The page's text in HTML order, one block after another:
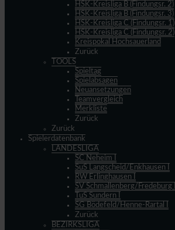
HSK-Kreisliga B (Findungsr. 2)
HSK-Kreisliga B (Findungsr. 3)
HSK-Kreisliga C (Findungsr. 1)
HSK-Kreisliga C (Findungsr. 2)
Kreispokal Hochsauerland
Zurück
TOOLS
Spieltag
Spielabsagen
Neuansetzungen
Teamvergleich
Merkliste
Zurück
Zurück
Spielerdatenbank
LANDESLIGA
SC Neheim I
SuS Langscheid/Enkhausen I
RW Erlinghausen I
SV Schmallenberg/Fredeburg I
TuS Sundern I
SG Bödefeld/Henne-Rartal I
Zurück
BEZIRKSLIGA